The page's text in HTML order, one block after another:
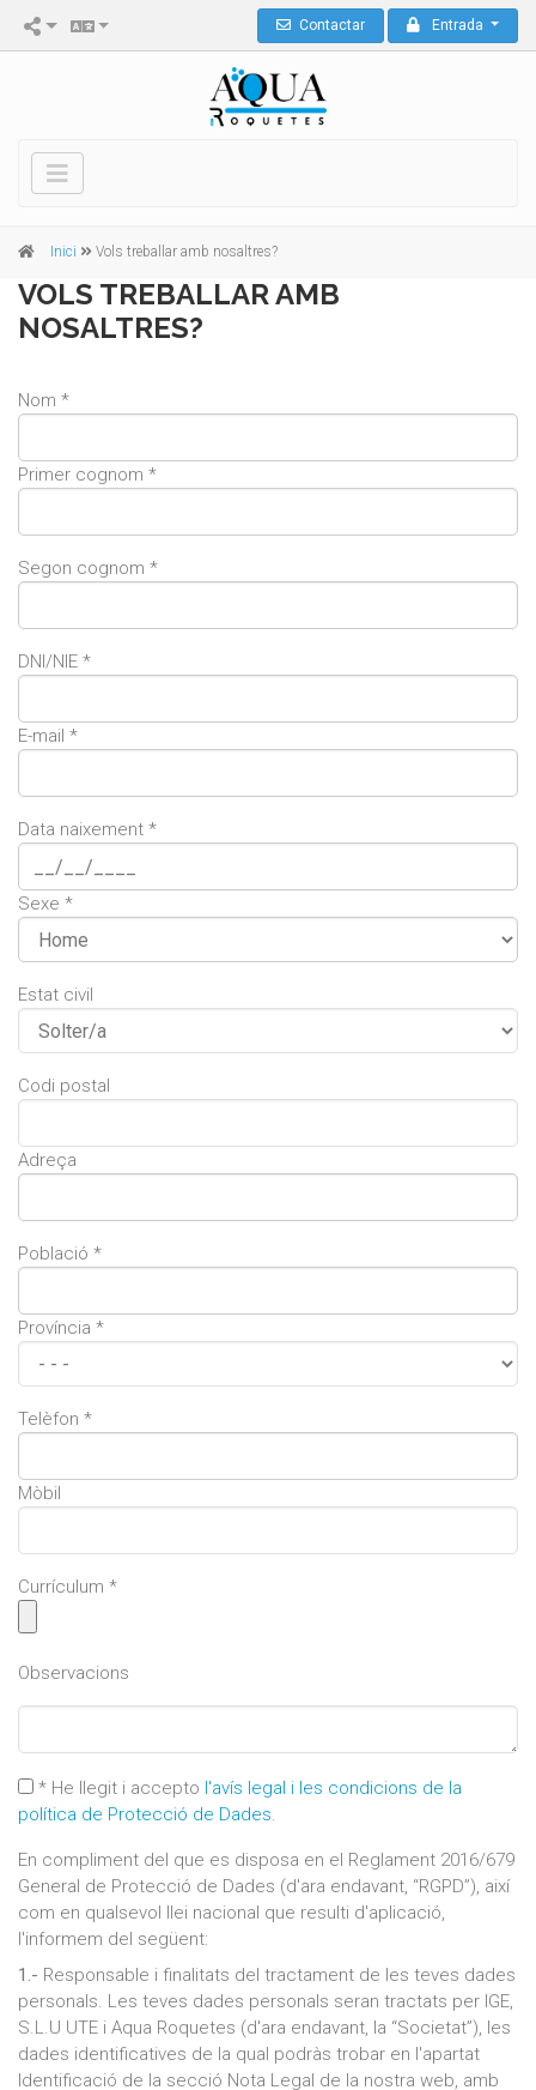
Contactar Entrada
Inici Vols treballar amb nosaltres?
VOLS TREBALLAR AMB
NOSALTRES?
Nom *
Primer cognom *
Segon cognom *
DNI/NIE *
E-mail *
Data naixement *
Sexe *
Estat civil
Codi postal
Adreça
Població *
Província *
Telèfon *
Mòbil
Currículum *
Observacions
* He llegit i accepto l'avís legal i les condicions de la
política de Protecció de Dades.
En compliment del que es disposa en el Reglament 2016/679
General de Protecció de Dades (d'ara endavant, “RGPD”), així
com en qualsevol llei nacional que resulti d'aplicació,
l'informem del següent:
1.- Responsable i finalitats del tractament de les teves dades
personals. Les teves dades personals seran tractats per IGE,
S.L.U UTE i Aqua Roquetes (d'ara endavant, la “Societat”), les
dades identificatives de la qual podràs trobar en l'apartat
Identificació de la secció Nota Legal de la nostra web, amb